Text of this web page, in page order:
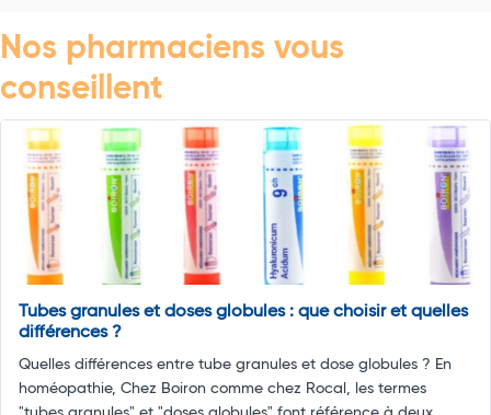
Nos pharmaciens vous
conseillent
Tubes granules et doses globules : que choisir et quelles
différences ?
Quelles différences entre tube granules et dose globules ? En
homéopathie, Chez Boiron comme chez Rocal, les termes